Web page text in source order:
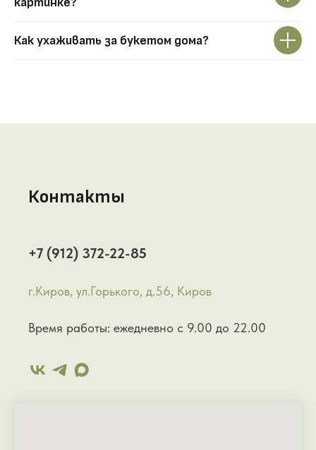
Как ухаживать за букетом дома?
Контакты
+7 (912) 372-22-85
г.Киров, ул.Горького, д.56, Киров
Время работы: ежедневно с 9.00 до 22.00